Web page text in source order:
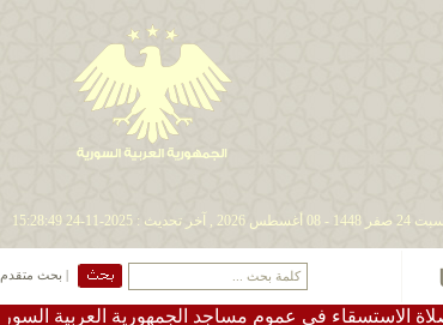
- 08 أغسطس 2026 , آخر تحديث : 2025-11-24 15:28:49
| بحث متقدم
• في عموم مساجد الجمهورية العربية السورية